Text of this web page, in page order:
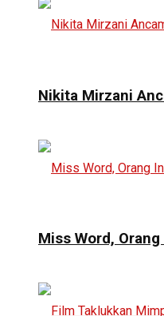
Nikita Mirzani
Miss Word,